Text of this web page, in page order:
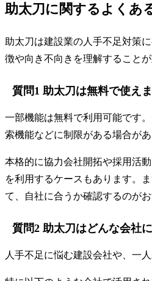
助太刀に関するよくあ
助太刀は建設業の人手不足対策
徴や向き不向きを理解することが
質問1 助太刀は無料で使え
一部機能は無料で利用可能です
索機能などに制限がある場合があ
本格的に協力会社開拓や採用活
を利用するケースもあります。
て、自社に合うか確認するのがお
質問2 助太刀はどんな会社
人手不足に悩む建設会社や、一